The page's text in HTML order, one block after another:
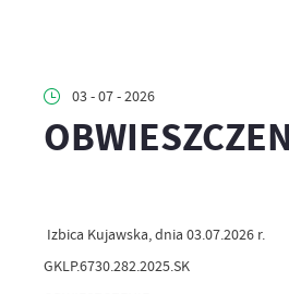
03 - 07 - 2026
Izbica Kujawska, dnia 03.07.2026 r.
GKLP.6730.282.2025.SK